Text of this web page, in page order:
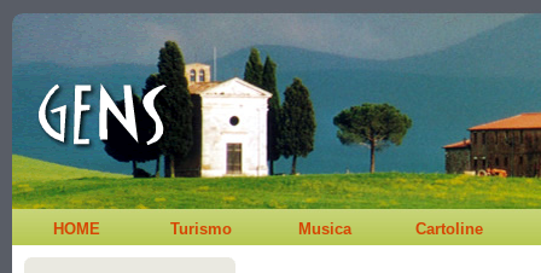
HOME Turismo Musica Cartoline